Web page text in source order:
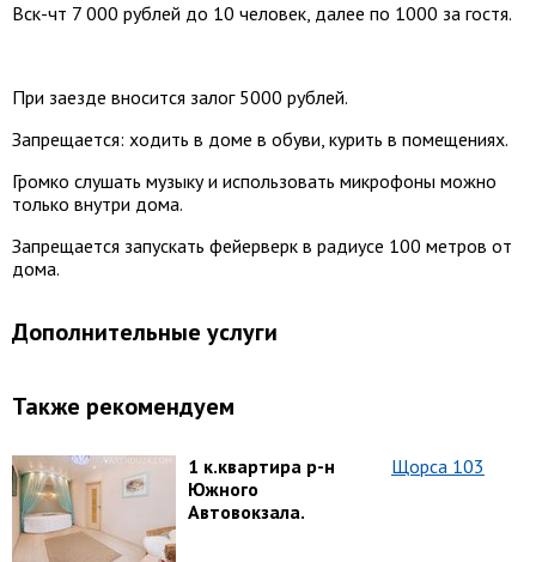
Вск-чт 7 000 рублей до 10 человек, далее по 1000 за гостя.
При заезде вносится залог 5000 рублей.
Запрещается: ходить в доме в обуви, курить в помещениях.
Громко слушать музыку и использовать микрофоны можно
только внутри дома.
Запрещается запускать фейерверк в радиусе 100 метров от
дома.
Дополнительные услуги
Также рекомендуем
1 к.квартира р-н
Южного
Автовокзала.
Щорса 103